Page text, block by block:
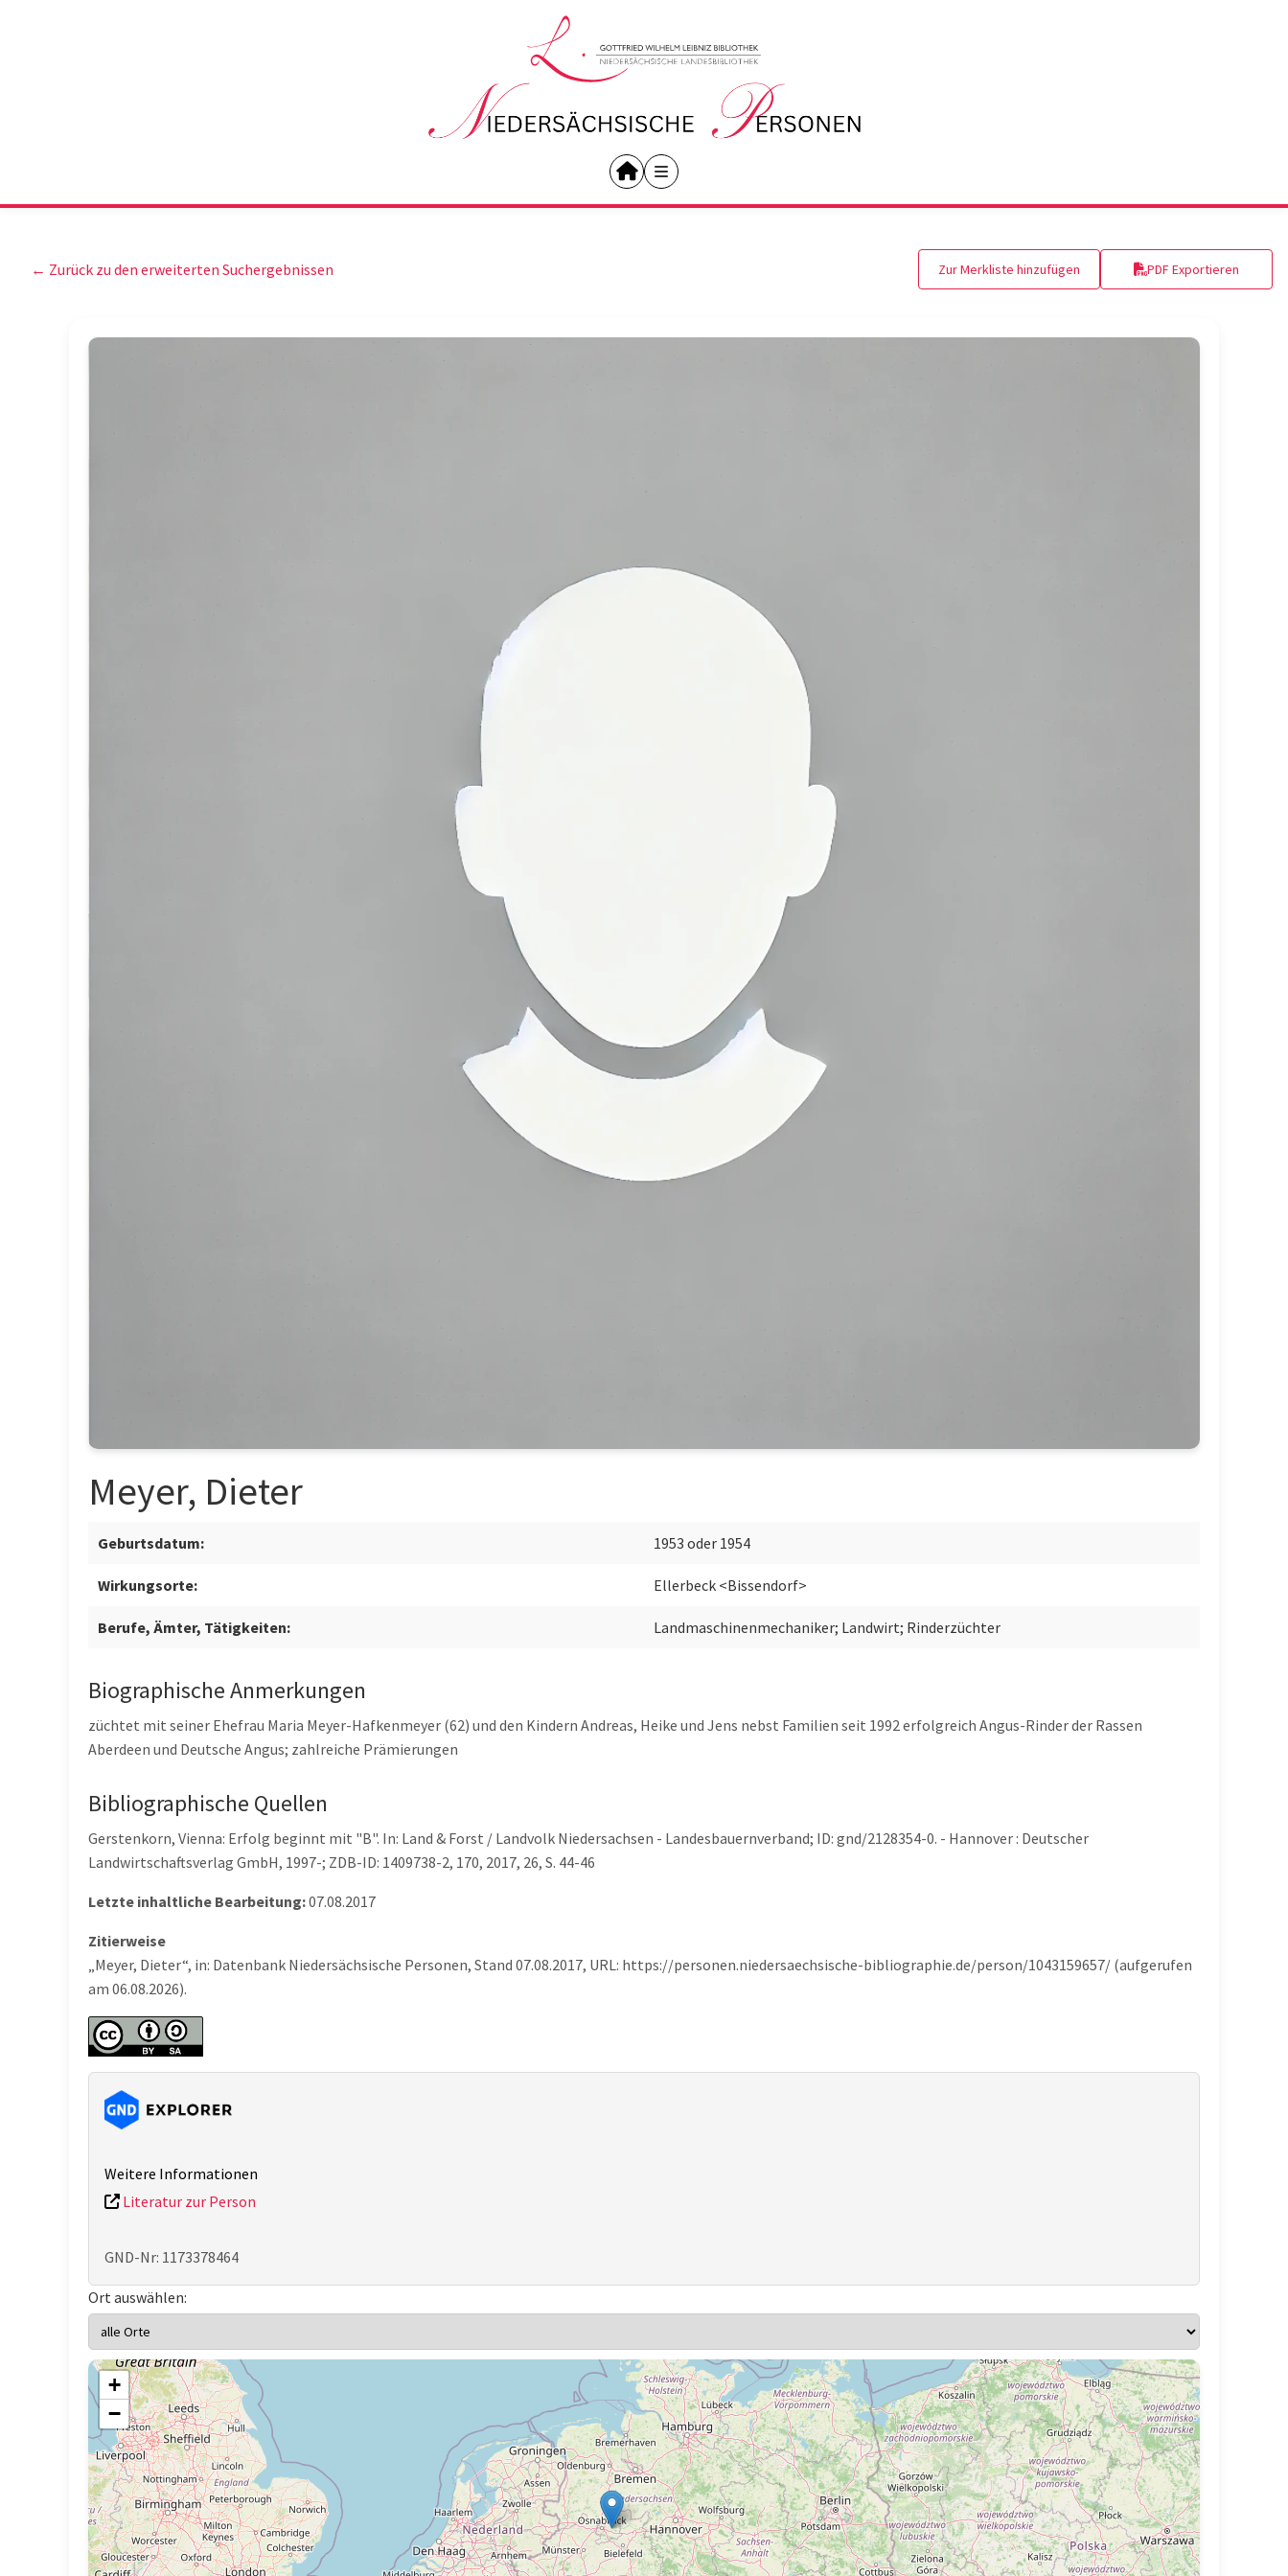
← Zurück zu den erweiterten Suchergebnissen Zur Merkliste hinzufügen PDF Exportieren
Meyer, Dieter
Geburtsdatum: 1953 oder 1954
Wirkungsorte: Ellerbeck <Bissendorf>
Berufe, Ämter, Tätigkeiten: Landmaschinenmechaniker; Landwirt; Rinderzüchter
Biographische Anmerkungen
züchtet mit seiner Ehefrau Maria Meyer-Hafkenmeyer (62) und den Kindern Andreas, Heike und Jens nebst Familien seit 1992 erfolgreich Angus-Rinder der Rassen
Aberdeen und Deutsche Angus; zahlreiche Prämierungen
Bibliographische Quellen
Gerstenkorn, Vienna: Erfolg beginnt mit "B". In: Land & Forst / Landvolk Niedersachsen - Landesbauernverband; ID: gnd/2128354-0. - Hannover : Deutscher
Landwirtschaftsverlag GmbH, 1997-; ZDB-ID: 1409738-2, 170, 2017, 26, S. 44-46
Letzte inhaltliche Bearbeitung:07.08.2017
Zitierweise
„Meyer, Dieter“, in: Datenbank Niedersächsische Personen, Stand 07.08.2017, URL: https://personen.niedersaechsische-bibliographie.de/person/1043159657/ (aufgerufen
am 06.08.2026).
Weitere Informationen
Literatur zur Person
GND-Nr: 1173378464
Ort auswählen:
+
−